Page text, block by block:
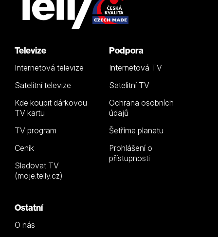
Televize
Internetová televize
Satelitní televize
Kde koupit dárkovou
TV kartu
TV program
Ceník
Sledovat TV
(moje.telly.cz)
Podpora
Internetová TV
Satelitní TV
Ochrana osobních
údajů
Šetříme planetu
Prohlášení o
přístupnosti
Ostatní
O nás